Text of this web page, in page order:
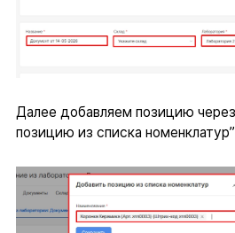
Далее добавляем позицию
позицию из списка номенклатур”